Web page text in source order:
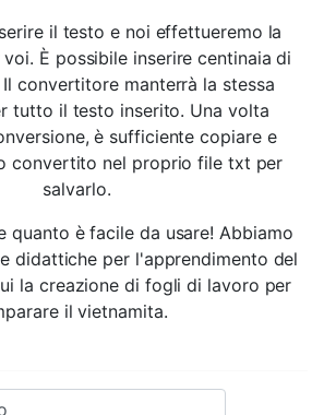
il testo e noi effettueremo la
È possibile inserire centinaia di
convertitore manterrà la stessa
tutto il testo inserito. Una volta
è sufficiente copiare e
convertito nel proprio file txt per
salvarlo.
quanto è facile da usare! Abbiamo
didattiche per l'apprendimento del
la creazione di fogli di lavoro per
il vietnamita.